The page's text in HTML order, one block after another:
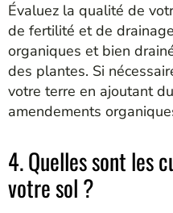
Évaluez la qualité de
de fertilité et de
organiques et bien
des plantes. Si
votre terre en ajoutant
amendements
4. Quelles sont les
votre sol ?